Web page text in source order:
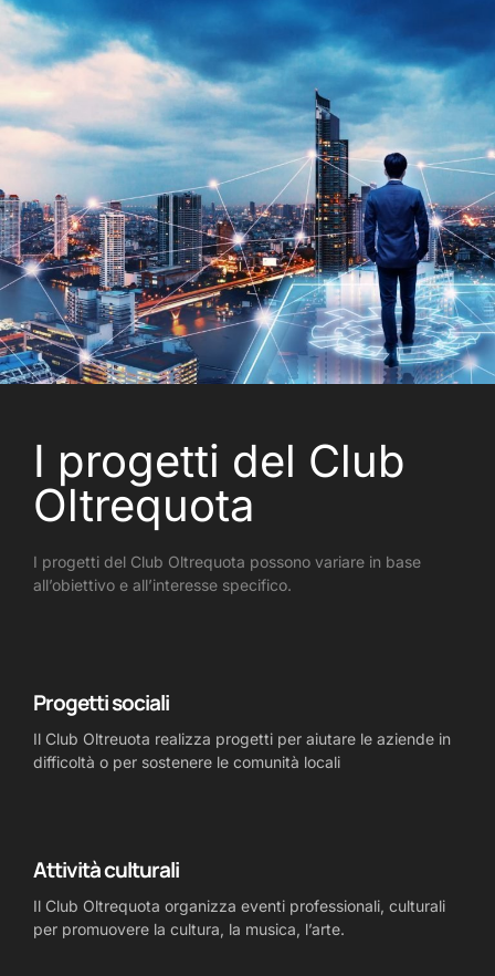
I progetti del Club
Oltrequota
I progetti del Club Oltrequota possono variare in base
all’obiettivo e all’interesse specifico.
Progetti sociali
Il Club Oltreuota realizza progetti per aiutare le aziende in
difficoltà o per sostenere le comunità locali
Attività culturali
Il Club Oltrequota organizza eventi professionali, culturali
per promuovere la cultura, la musica, l’arte.